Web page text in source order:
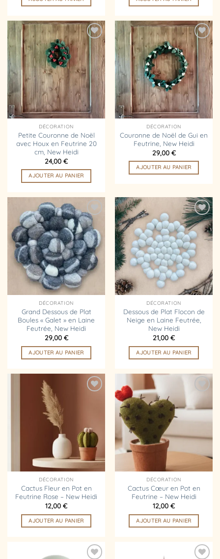
Ajouter
à la
d’envies
DÉCORATION
Petite Couronne de Noël
avec Houx en Feutrine 20
cm, New Heidi
24,00 €
AJOUTER AU PANIER
Ajouter
à la
liste
d’envies
DÉCORATION
Couronne de Noël de Gui en
Feutrine, New Heidi
29,00 €
AJOUTER AU PANIER
Ajouter
à la
liste
d’envies
DÉCORATION
Grand Dessous de Plat
Boules « Galet » en Laine
Feutrée, New Heidi
29,00 €
AJOUTER AU PANIER
Ajouter
à la
liste
d’envies
DÉCORATION
Dessous de Plat Flocon de
Neige en Laine Feutrée,
New Heidi
21,00 €
AJOUTER AU PANIER
DÉCORATION
Cactus Fleur en Pot en
Feutrine Rose – New Heidi
12,00 €
AJOUTER AU PANIER
à la
liste
DÉCORATION
Cactus Cœur en Pot en
Feutrine – New Heidi
12,00 €
AJOUTER AU PANIER